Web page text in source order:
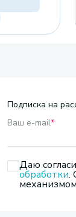
Подписка на
Ваш e-mail*
Даю
обработки.